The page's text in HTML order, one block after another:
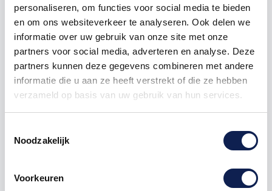
personaliseren, om functies voor social media te bieden
en om ons websiteverkeer te analyseren. Ook delen we
informatie over uw gebruik van onze site met onze
partners voor social media, adverteren en analyse. Deze
partners kunnen deze gegevens combineren met andere
informatie die u aan ze heeft verstrekt of die ze hebben
verzameld op basis van uw gebruik van hun services.
Noodzakelijk
Voorkeuren
200 € 0,25 € 50,00
500 € 0,20 € 150,00
€ 262,50